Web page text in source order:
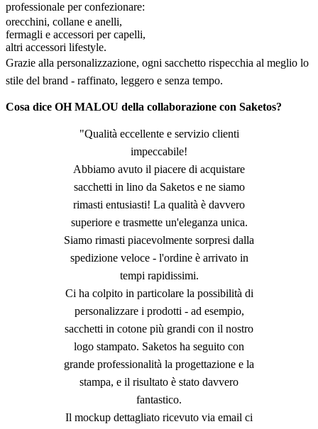
professionale per confezionare:
orecchini, collane e anelli,
fermagli e accessori per capelli,
altri accessori lifestyle.
Grazie alla personalizzazione, ogni sacchetto rispecchia al meglio lo
stile del brand - raffinato, leggero e senza tempo.
Cosa dice OH MALOU della collaborazione con Saketos?
"Qualità eccellente e servizio clienti
impeccabile!
Abbiamo avuto il piacere di acquistare
sacchetti in lino da Saketos e ne siamo
rimasti entusiasti! La qualità è davvero
superiore e trasmette un'eleganza unica.
Siamo rimasti piacevolmente sorpresi dalla
spedizione veloce - l'ordine è arrivato in
tempi rapidissimi.
Ci ha colpito in particolare la possibilità di
personalizzare i prodotti - ad esempio,
sacchetti in cotone più grandi con il nostro
logo stampato. Saketos ha seguito con
grande professionalità la progettazione e la
stampa, e il risultato è stato davvero
fantastico.
Il mockup dettagliato ricevuto via email ci